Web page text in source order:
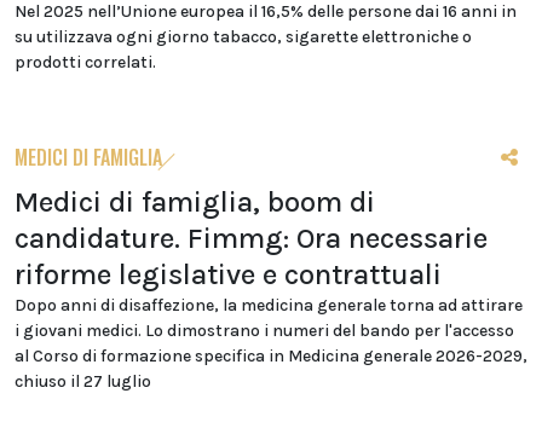
Nel 2025 nell’Unione europea il 16,5% delle persone dai 16 anni in
su utilizzava ogni giorno tabacco, sigarette elettroniche o
prodotti correlati.
MEDICI DI FAMIGLIA
Medici di famiglia, boom di
candidature. Fimmg: Ora necessarie
riforme legislative e contrattuali
Dopo anni di disaffezione, la medicina generale torna ad attirare
i giovani medici. Lo dimostrano i numeri del bando per l'accesso
al Corso di formazione specifica in Medicina generale 2026-2029,
chiuso il 27 luglio